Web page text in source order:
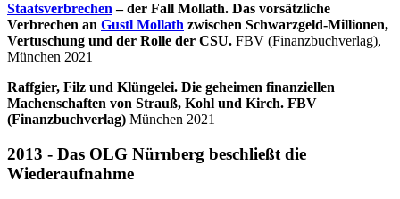
Staatsverbrechen– der Fall Mollath. Das vorsätzliche
Verbrechen an Gustl Mollath zwischen Schwarzgeld-Millionen,
Vertuschung und der Rolle der CSU. FBV (Finanzbuchverlag),
München 2021
Raffgier, Filz und Klüngelei. Die geheimen finanziellen
Machenschaften von Strauß, Kohl und Kirch. FBV
(Finanzbuchverlag) München 2021
2013 - Das OLG Nürnberg beschließt die
Wiederaufnahme